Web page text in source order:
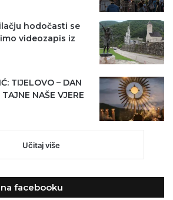
hodočasti se
videozapis iz
TIJELOVO – DAN
NAŠE VJERE
Učitaj više
facebooku